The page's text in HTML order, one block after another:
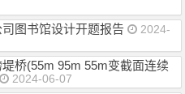
图书馆设计开题报告
2024-
桥(55m 95m 55m变截面连续
2024-06-07